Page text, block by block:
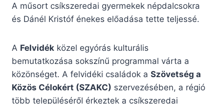
A műsort csíkszeredai gyermekek népdalcsokra
és Dánél Kristóf énekes előadása tette teljessé.
A Felvidék közel egyórás kulturális
bemutatkozása sokszínű programmal várta a
közönséget. A felvidéki családok a Szövetség a
Közös Célokért (SZAKC) szervezésében, a régió
több településéről érkeztek a csíkszeredai